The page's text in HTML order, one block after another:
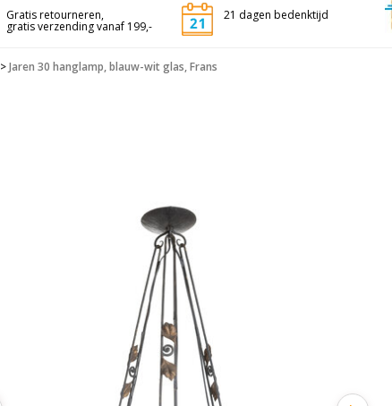
Gratis retourneren,
gratis verzending vanaf 199,-
21 dagen bedenktijd
>Jaren 30 hanglamp, blauw-wit glas, Frans